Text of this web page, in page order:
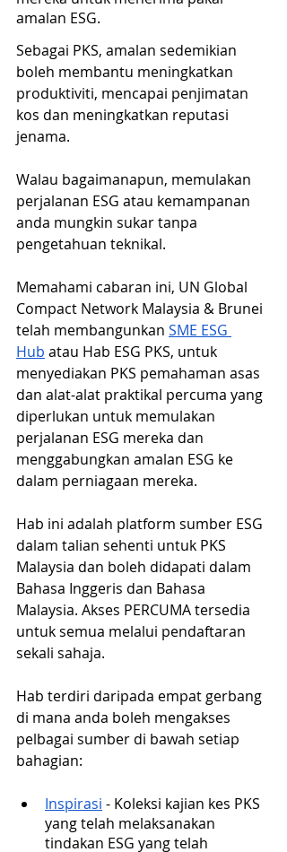
amalan ESG.
Sebagai PKS, amalan sedemikian
boleh membantu meningkatkan
produktiviti, mencapai penjimatan
kos dan meningkatkan reputasi
jenama.
Walau bagaimanapun, memulakan
perjalanan ESG atau kemampanan
anda mungkin sukar tanpa
pengetahuan teknikal.
Memahami cabaran ini, UN Global
Compact Network Malaysia & Brunei
telah membangunkan SME ESG
Hub atau Hab ESG PKS, untuk
menyediakan PKS pemahaman asas
dan alat-alat praktikal percuma yang
diperlukan untuk memulakan
perjalanan ESG mereka dan
menggabungkan amalan ESG ke
dalam perniagaan mereka.
Hab ini adalah platform sumber ESG
dalam talian sehenti untuk PKS
Malaysia dan boleh didapati dalam
Bahasa Inggeris dan Bahasa
Malaysia. Akses PERCUMA tersedia
untuk semua melalui pendaftaran
sekali sahaja.
Hab terdiri daripada empat gerbang
di mana anda boleh mengakses
pelbagai sumber di bawah setiap
bahagian:
Inspirasi - Koleksi kajian kes PKS
yang telah melaksanakan
tindakan ESG yang telah